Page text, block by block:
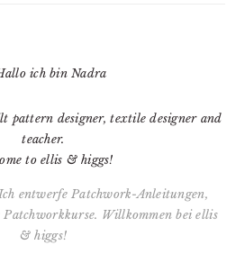
pattern designer, textile designer and
teacher.
to ellis & higgs!
entwerfe Patchwork-Anleitungen,
Patchworkkurse. Willkommen bei ellis
& higgs!